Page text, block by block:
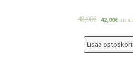
48,90€ 42,00€ sis
Lisää